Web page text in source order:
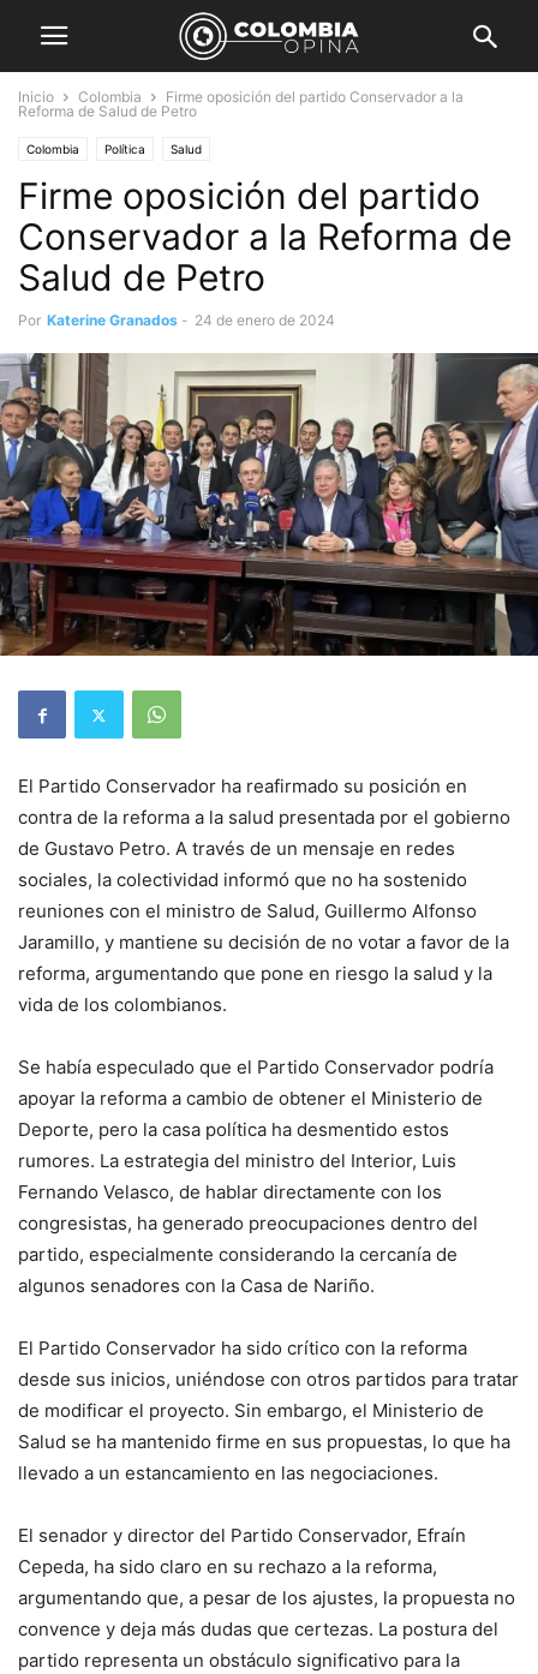
Inicio Colombia
Firme oposición del partido Conservador a la
Reforma de Salud de Petro
Colombia Política Salud
Firme oposición del partido
Conservador a la Reforma de
Salud de Petro
Por Katerine Granados - 24 de enero de 2024
El Partido Conservador ha reafirmado su posición en
contra de la reforma a la salud presentada por el gobierno
de Gustavo Petro. A través de un mensaje en redes
sociales, la colectividad informó que no ha sostenido
reuniones con el ministro de Salud, Guillermo Alfonso
Jaramillo, y mantiene su decisión de no votar a favor de la
reforma, argumentando que pone en riesgo la salud y la
vida de los colombianos.
Se había especulado que el Partido Conservador podría
apoyar la reforma a cambio de obtener el Ministerio de
Deporte, pero la casa política ha desmentido estos
rumores. La estrategia del ministro del Interior, Luis
Fernando Velasco, de hablar directamente con los
congresistas, ha generado preocupaciones dentro del
partido, especialmente considerando la cercanía de
algunos senadores con la Casa de Nariño.
El Partido Conservador ha sido crítico con la reforma
desde sus inicios, uniéndose con otros partidos para tratar
de modificar el proyecto. Sin embargo, el Ministerio de
Salud se ha mantenido firme en sus propuestas, lo que ha
llevado a un estancamiento en las negociaciones.
El senador y director del Partido Conservador, Efraín
Cepeda, ha sido claro en su rechazo a la reforma,
argumentando que, a pesar de los ajustes, la propuesta no
convence y deja más dudas que certezas. La postura del
partido representa un obstáculo significativo para la